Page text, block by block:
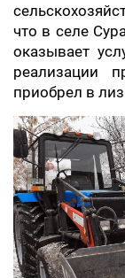
что в селе
оказывает
реализации
приобрел в